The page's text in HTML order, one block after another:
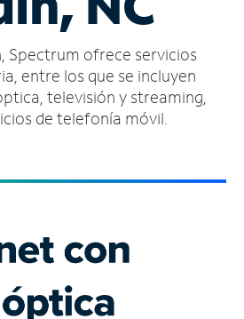
Spectrum ofrece servicios
entre los que se incluyen
televisión y streaming,
de telefonía móvil.